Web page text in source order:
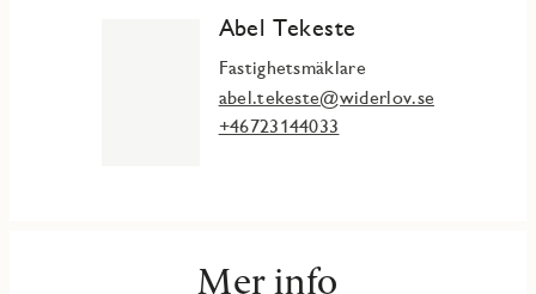
Abel Tekeste
Fastighetsmäklare
abel.tekeste@widerlov.se
+46723144033
Mer info